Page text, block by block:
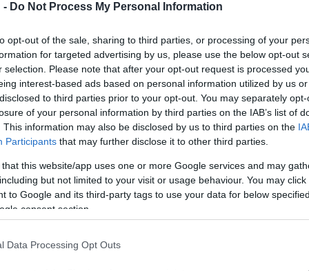
- Do Not Process My Personal Information
opt-out of the sale, sharing to third parties, or processing of your
for targeted advertising by us, please use the below opt-out
selection. Please note that after your opt-out request is processed
interest-based ads based on personal information utilized by us
to third parties prior to your opt-out. You may separately
of your personal information by third parties on the IAB’s list of
This information may also be disclosed by us to third parties on the
Participants that may further disclose it to other third parties.
that this website/app uses one or more Google services and may
but not limited to your visit or usage behaviour. You may
to Google and its third-party tags to use your data for below
consent section.
Data Processing Opt Outs
emlékszem, hogy a film készítése közben jöttek és
világpremier, és mit láthatunk? A film Magyarországon
vígjáték csak 12 éven felül kísérővel nézhető meg,
nyilván kimondottan ajánlott.
az a dolga, hogy a művet eladja, természetes, hogy ezt
ez a film nem kapott 12-es karikát?
csak akar. Ha a szülő eldönti, hogy egy korhatáros filmre
Rendben, vidd be a gyermeked, csak azért, mert ezért
fejlődéséhez ez a film nem nyújt segítséget, sőt? Például
- átlagéletkor 10 év, és nem mutatják konkrétan,